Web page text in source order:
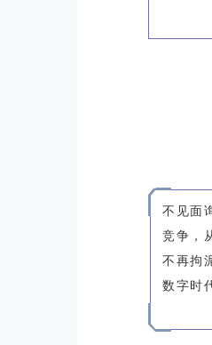
不见面
竞争，
不再拘
数字时